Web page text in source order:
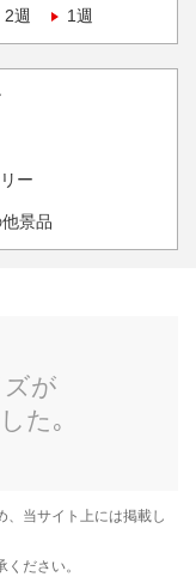
2週 1週
ー
景品